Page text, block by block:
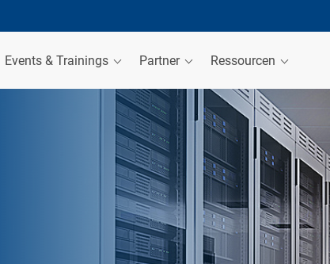
Events & Trainings Partner Ressourcen